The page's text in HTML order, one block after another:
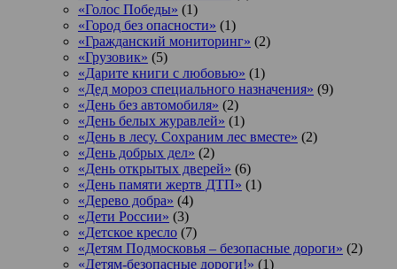
«Голос Победы» (1)
«Город без опасности» (1)
«Гражданский мониторинг» (2)
«Грузовик» (5)
«Дарите книги с любовью» (1)
«Дед мороз специального назначения» (9)
«День без автомобиля» (2)
«День белых журавлей» (1)
«День в лесу. Сохраним лес вместе» (2)
«День добрых дел» (2)
«День открытых дверей» (6)
«День памяти жертв ДТП» (1)
«Дерево добра» (4)
«Дети России» (3)
«Детское кресло (7)
«Детям Подмосковья – безопасные дороги» (2)
«Детям-безопасные дороги!» (1)